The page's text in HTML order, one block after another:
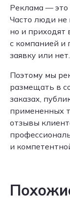
Реклама — это
Часто люди не
но и приходят
с компанией и
заявку или нет.
Поэтому мы
размещать в
заказах,
примененных
отзывы
и